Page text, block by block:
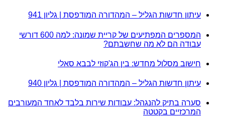
עיתון חדשות הגליל – המהדורה המודפסת | גליון 941
המספרים המפתיעים של קריית שמונה: למה 600 דורשי
עבודה הם לא מה שחשבתם?
חישוב מסלול מחדש: בין הג'קוזי לבבא סאלי
עיתון חדשות הגליל – המהדורה המודפסת | גליון 940
סערה בתיק להנגהל: עבודות שירות בלבד לאחד המעורבים
המרכזיים בקטטה